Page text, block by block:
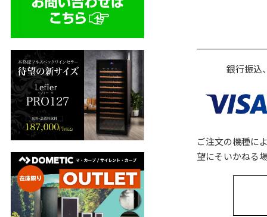
銀行振込
ご注文の機種に
望にそいかねる